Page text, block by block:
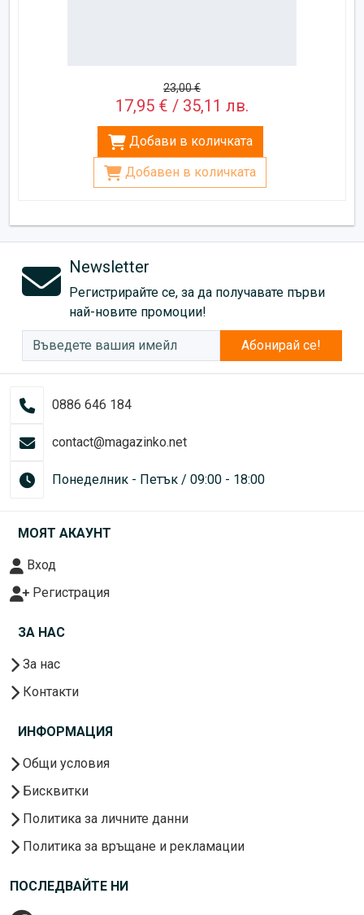
23,00 €
17,95 € / 35,11 лв.
Добави в количката
Добавен в количката
Newsletter
Регистрирайте се, за да получавате първи
най-новите промоции!
Абонирай се!
0886 646 184
contact@magazinko.net
Понеделник - Петък / 09:00 - 18:00
МОЯТ АКАУНТ
Вход
Регистрация
ЗА НАС
За нас
Контакти
ИНФОРМАЦИЯ
Общи условия
Бисквитки
Политика за личните данни
Политика за връщане и рекламации
ПОСЛЕДВАЙТЕ НИ